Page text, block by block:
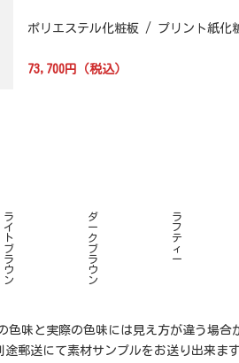
ポリエステル化粧板 / プリント紙化
73,700円（税込）
ラ
イ
ト
ブ
ラ
ウ
ン
ダ
ー
ク
ブ
ラ
ウ
ン
ラ
フ
テ
ィ
ー
色味と実際の色味には 見え方が違う場合
途郵送にて素材サンプルをお送り出来ます